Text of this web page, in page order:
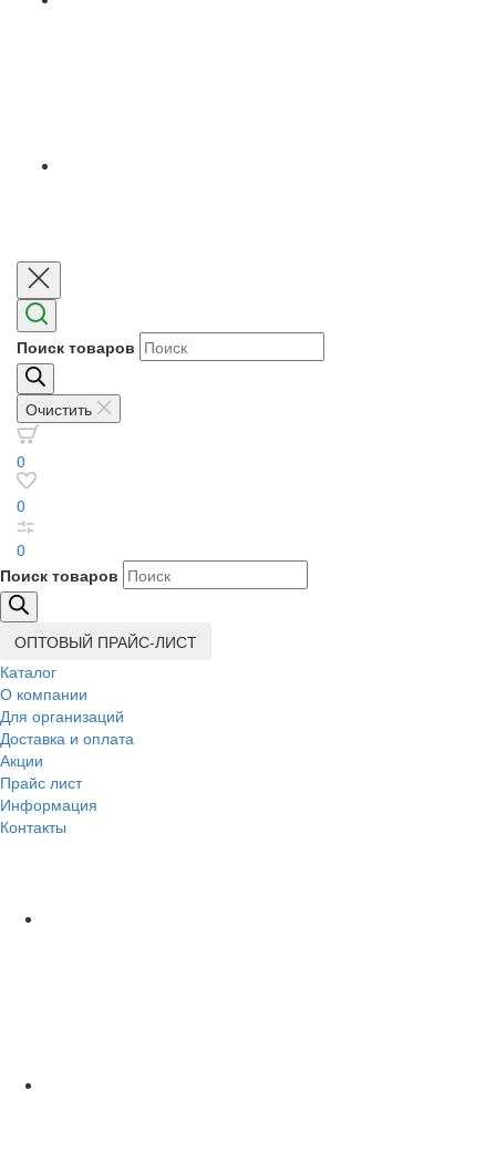
Поиск товаров
Очистить
0
0
0
Поиск товаров
ОПТОВЫЙ ПРАЙС-ЛИСТ
Каталог
О компании
Для организаций
Доставка и оплата
Акции
Прайс лист
Информация
Контакты